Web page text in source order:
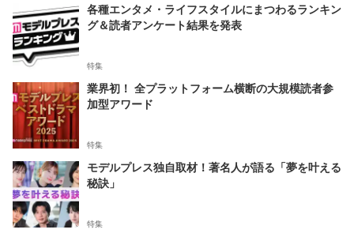
各種エンタメ・ライフスタイルにまつわるランキン
グ＆読者アンケート結果を発表
特集
業界初！ 全プラットフォーム横断の大規模読者参
加型アワード
特集
モデルプレス独自取材！著名人が語る「夢を叶える
秘訣」
特集